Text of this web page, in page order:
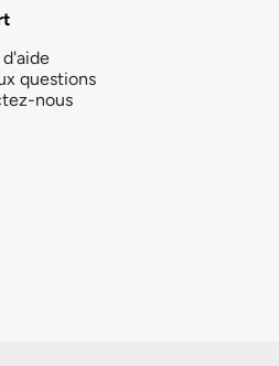
questions
nous